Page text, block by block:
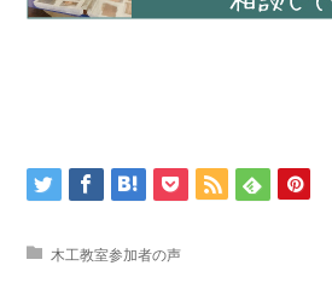
木工教室参加者の声